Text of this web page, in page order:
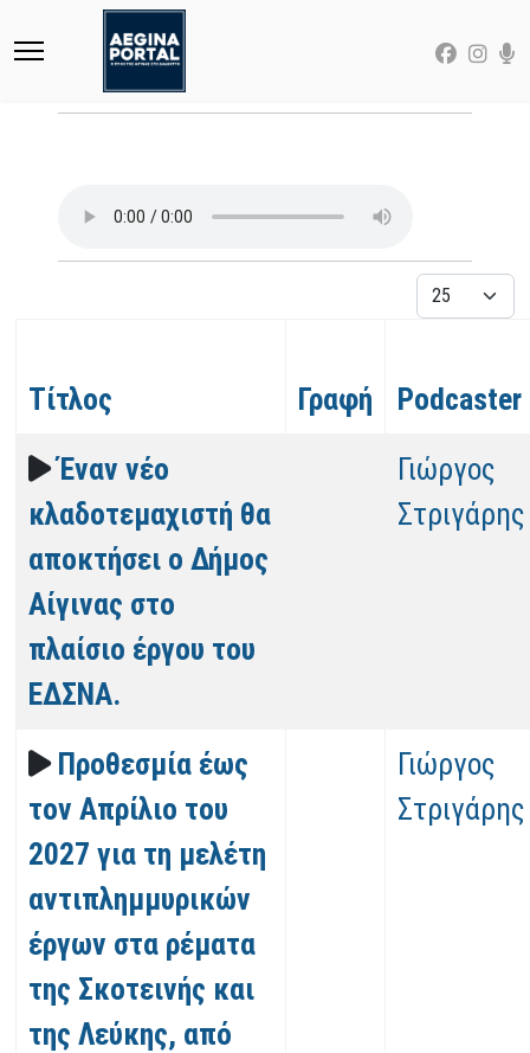
Τίτλος Γραφή
Podcaster
Έναν νέο
κλαδοτεμαχιστή θα
αποκτήσει ο Δήμος
Αίγινας στο
πλαίσιο έργου του
ΕΔΣΝΑ.
Γιώργος
Στριγάρης
Προθεσμία έως
τον Απρίλιο του
2027 για τη μελέτη
αντιπλημμυρικών
έργων στα ρέματα
της Σκοτεινής και
της Λεύκης, από
Γιώργος
Στριγάρης